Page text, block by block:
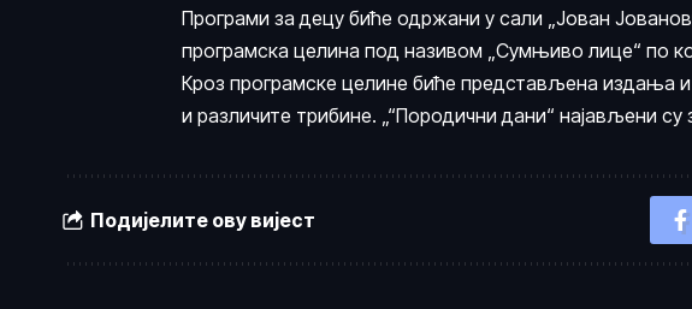
Програми за децу биће одржани у сали „Јован
програмска целина под називом „Сумњиво лице“ по
Кроз програмске целине биће представљена издања
и различите трибине. „“Породични дани“ најављени су
Подијелите ову вијест